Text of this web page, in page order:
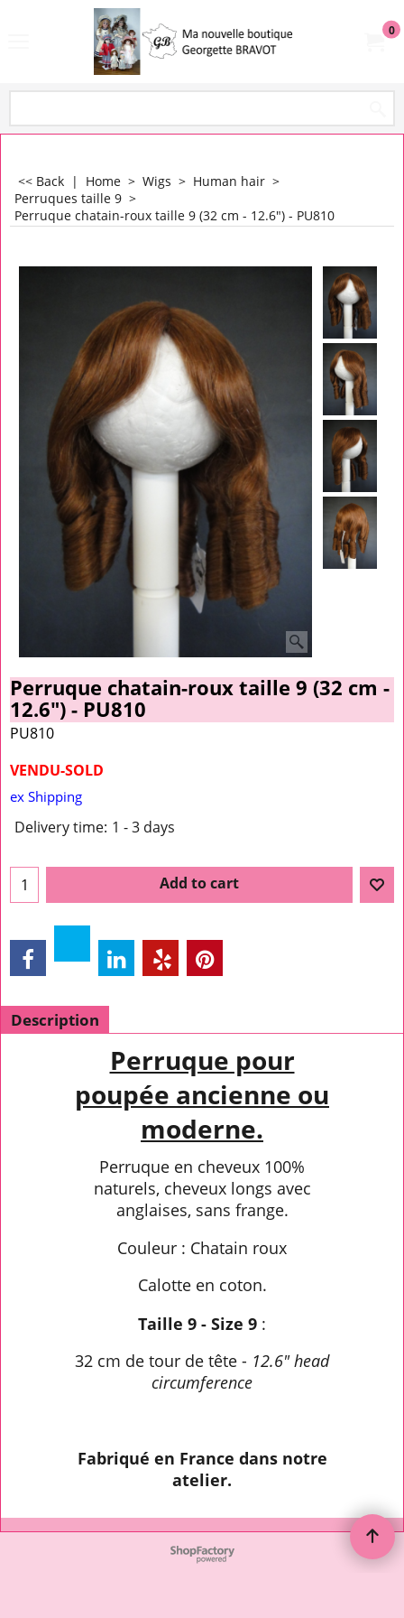
0
<< Back | Home > Wigs > Human hair >
Perruques taille 9 >
Perruque chatain-roux taille 9 (32 cm - 12.6") - PU810
Perruque chatain-roux taille 9 (32 cm -
12.6") - PU810
PU810
VENDU-SOLD
ex Shipping
Delivery time: 1 - 3 days
Add to cart
Description
Perruque pour
poupée ancienne ou
moderne.
Perruque en cheveux 100%
naturels, cheveux longs avec
anglaises, sans frange.
Couleur : Chatain roux
Calotte en coton.
Taille 9 - Size 9 :
32 cm de tour de tête - 12.6" head
circumference
Fabriqué en France dans notre
atelier.
To create online store ShopFactory eCommerce software was used.